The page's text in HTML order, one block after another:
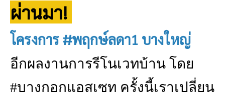
ผ่านมา!
โครงการ #พฤกษ์ลดา1 บางใหญ่
อีกผลงานการรีโนเวทบ้าน โดย
#บางกอกแอสเซท ครั้งนี้เราเปลี่ยน